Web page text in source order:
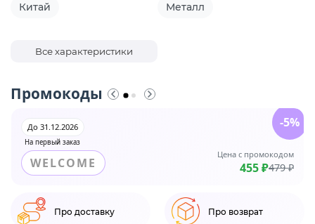
Китай Металл
Все характеристики
Промокоды
На первый заказ
До 31.12.2026
WELCOME
Цена с промокодом
455 ₽479 ₽
-5%
Про доставку Про возврат